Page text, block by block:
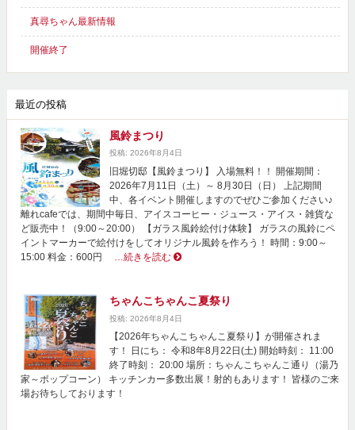
真尋ちゃん最新情報
開催終了
最近の投稿
風鈴まつり
投稿: 2026年8月4日
旧堀切邸【風鈴まつり】 入場無料！！ 開催期間：
2026年7月11日（土）～ 8月30日（日） 上記期間
中、各イベント開催しますのでぜひご参加ください♪
離れcafeでは、期間中毎日、アイスコーヒー・ジュース・アイス・雑貨な
ど販売中！（9:00～20:00） 【ガラス風鈴絵付け体験】 ガラスの風鈴にペ
イントマーカーで絵付けをしてオリジナル風鈴を作ろう！ 時間：9:00～
15:00 料金：600円
…続きを読む
ちゃんこちゃんこ夏祭り
投稿: 2026年8月4日
【2026年ちゃんこちゃんこ夏祭り】が開催されま
す！ 日にち： 令和8年8月22日(土) 開始時刻： 11:00
終了時刻： 20:00 場所：ちゃんこちゃんこ通り（湯乃
家～ポップコーン） キッチンカー多数出展！射的もあります！ 皆様のご来
場お待ちしております！